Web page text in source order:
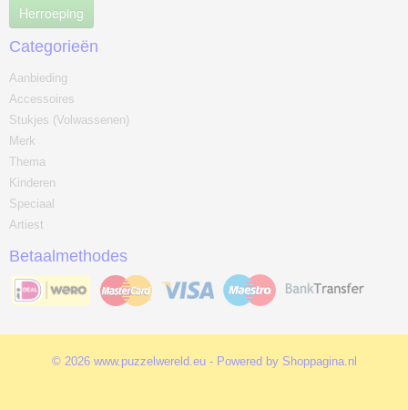
Herroeping
Categorieën
Aanbieding
Accessoires
Stukjes (Volwassenen)
Merk
Thema
Kinderen
Speciaal
Artiest
Betaalmethodes
© 2026 www.puzzelwereld.eu - Powered by Shoppagina.nl